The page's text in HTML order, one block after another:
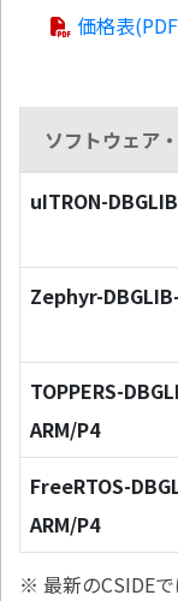
価格表
ソフトウェア
uITRON-
Zephyr-
TOPPERS-
ARM/P4
FreeRTOS-
ARM/P4
※ 最新のCSIDE